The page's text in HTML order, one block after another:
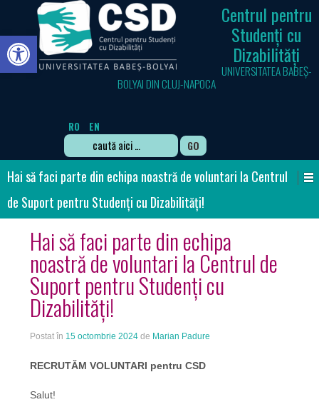
Deschide bara de unelte
Centrul pentru
Studenți cu
Dizabilități
UNIVERSITATEA BABEȘ-
BOLYAI DIN CLUJ-NAPOCA
RO EN
Search
for:
Hai să faci parte din echipa noastră de voluntari la Centrul
de Suport pentru Studenți cu Dizabilități!
Hai să faci parte din echipa
noastră de voluntari la Centrul de
Suport pentru Studenți cu
Dizabilități!
Postat în 15 octombrie 2024 de Marian Padure
RECRUTĂM VOLUNTARI pentru CSD
Salut!